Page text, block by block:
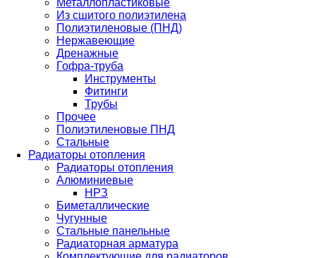
Металлопластиковые
Из сшитого полиэтилена
Полиэтиленовые (ПНД)
Нержавеющие
Дренажные
Гофра-труба
Инструменты
Фитинги
Трубы
Прочее
Полиэтиленовые ПНД
Стальные
Радиаторы отопления
Радиаторы отопления
Алюминиевые
НРЗ
Биметаллические
Чугунные
Стальные панельные
Радиаторная арматура